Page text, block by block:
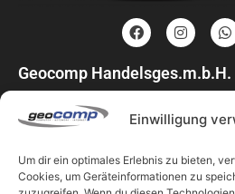
Einwilligung
Um dir ein optimales Erlebnis zu bieten,
Cookies, um Geräteinformationen zu
Geocomp Handelsges.m.b.H.
4840 Vöcklabruck
+43 7672 27777 0
office@geocomp.at